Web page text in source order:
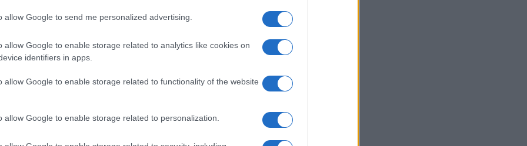
allow Google to send me personalized advertising.
allow Google to enable storage related to analytics like cookies on
identifiers in apps.
allow Google to enable storage related to functionality of the website
allow Google to enable storage related to personalization.
Αλέξης Γιαννούλιας: Υποψήφιος Δήμαρχος